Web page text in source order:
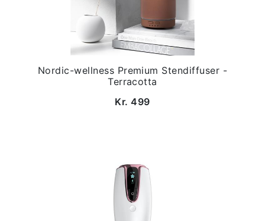
Nordic-wellness Premium Stendiffuser -
Terracotta
Kr. 499